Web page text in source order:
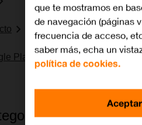
Play
que te mostramos en
de navegación (páginas
frecuencia de acceso,
saber más, echa un
política de cookies.
Aceptar